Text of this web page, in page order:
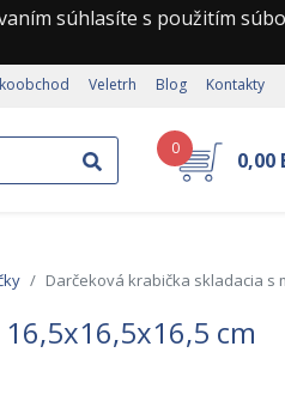
súhlasíte s použitím
Veletrh Blog Kontakty
0 0,00
Darčeková krabička skladacia s
cm